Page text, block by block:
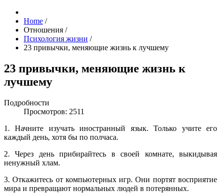
Home /
Отношения /
Психология жизни /
23 привычки, меняющие жизнь к лучшему
23 привычки, меняющие жизнь к
лучшему
Подробности
Просмотров: 2511
1. Начните изучать иностранный язык. Только учите его
каждый день, хотя бы по полчаса.
2. Через день прибирайтесь в своей комнате, выкидывая
ненужный хлам.
3. Откажитесь от компьютерных игр. Они портят восприятие
мира и превращают нормальных людей в потерянных.